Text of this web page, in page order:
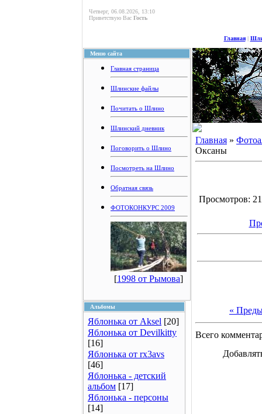
Четверг, 06.08.2026, 13:10
Приветствую Вас Гость
Главная|
Меню сайта
Главная страница
Шлинские файлы
Почитать о Шлино
Шлинский дневник
Поговорить о Шлино
Посмотреть на Шлино
Обратная связь
ФОТОКОНКУРС 2009
[1998 от Рымова]
Альбомы
Яблонька от Aksel [20]
Яблонька от Devilkitty
[16]
Яблонька от rx3avs
[46]
Яблонька - детский
альбом [17]
Яблонька - персоны
[14]
Главная »
Оксаны
Просмотров:
«
Всего